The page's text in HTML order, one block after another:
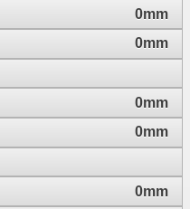
0mm
0mm
0mm
0mm
0mm